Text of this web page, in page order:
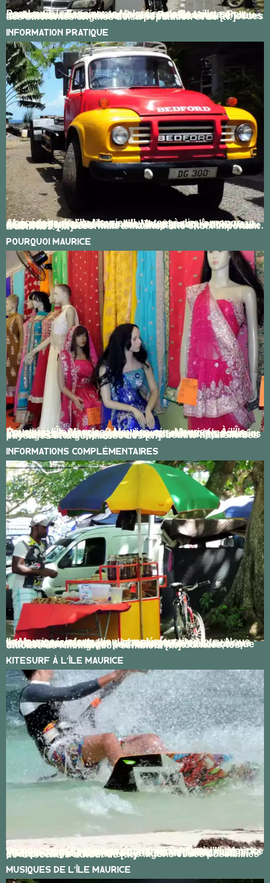
Port Louis la Fascinante Malgré sa petite taille, son importance relative et son histoire plutôt courte, Port Louis a bien de quoi surprendre. Port-Louis est un lieu fascinant à découvrir car elle est un concentré de toutes les facettes de l’île Maurice, de toutes les cultures issues des différentes origines de sa population et de […]
Information Pratique
Abécédaire de l’Ile Maurice Il y a tant à dire à propos d’un pays aussi petit que l’Ile Maurice que l’on pourrait encercler la planète de textes. Vous trouverez ci-dessous l’essentiel de l’information pratique dont vous auriez besoin, dans le format compacte d’un abécédaire. Activités Il y a désormais à Maurice une choix important d’activités. […]
Pourquoi Maurice
Pourquoi l’Île Maurice? Maurice, si… Maurice « À l’Île Maurice on cultive la canne-à-sucre et les préjugés » Écrite par un homme singulier, penseur, poète, écrivain et artiste-peintre Mauricien, cette affirmation des années soixante montre qu’il y a une Ile Maurice d’apparence et une de réalité. L’apparence c’est la beauté naturelle des paysages et la gentillesse des […]
Informations Complémentaires
Ile Maurice – information complémentaire Note : Nous vous suggérons de lire d’abord notre blog « Informations pratiques », si vous ne l’avez pas encore fait. Douanes La douane et l’immigration mauricienne sont très strictes. Pour une raison inconnue, alors que tout est fait à l’étranger pour attirer les touristes, les officiers de l’immigration semblent […]
Kitesurf À L’Île Maurice
Le Kitesurf à l’Île Maurice Quand & où kiter à l’Ile Maurice De nombreux kitesurfeurs confirmés et semi-professionnels viennent maintenant régulièrement à l’île Maurice ; principalement pour surfer les désormais célèbres vagues de « One Eye » Le Morne mais aussi pour profiter de la beauté des lagons et des possibilités de ‘descentes’ autour de […]
Musiques De L’Île Maurice